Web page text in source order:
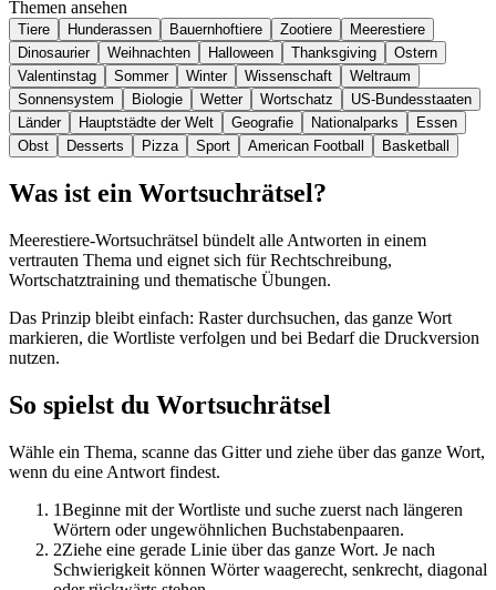
Themen ansehen
Tiere Hunderassen Bauernhoftiere Zootiere
Meerestiere
Dinosaurier
Weihnachten Halloween Thanksgiving
Ostern
Valentinstag
Sommer Winter Wissenschaft
Weltraum
Sonnensystem
Biologie Wetter Wortschatz
US-Bundesstaaten
Länder
Hauptstädte der Welt Geografie Nationalparks
Essen
Obst
Desserts Pizza Sport American Football Basketball
Was ist ein Wortsuchrätsel?
Meerestiere-Wortsuchrätsel bündelt alle Antworten in einem
vertrauten Thema und eignet sich für Rechtschreibung,
Wortschatztraining und thematische Übungen.
Das Prinzip bleibt einfach: Raster durchsuchen, das ganze Wort
markieren, die Wortliste verfolgen und bei Bedarf die Druckversion
nutzen.
So spielst du Wortsuchrätsel
Wähle ein Thema, scanne das Gitter und ziehe über das ganze Wort,
wenn du eine Antwort findest.
1Beginne mit der Wortliste und suche zuerst nach längeren
Wörtern oder ungewöhnlichen Buchstabenpaaren.
2Ziehe eine gerade Linie über das ganze Wort. Je nach
Schwierigkeit können Wörter waagerecht, senkrecht, diagonal